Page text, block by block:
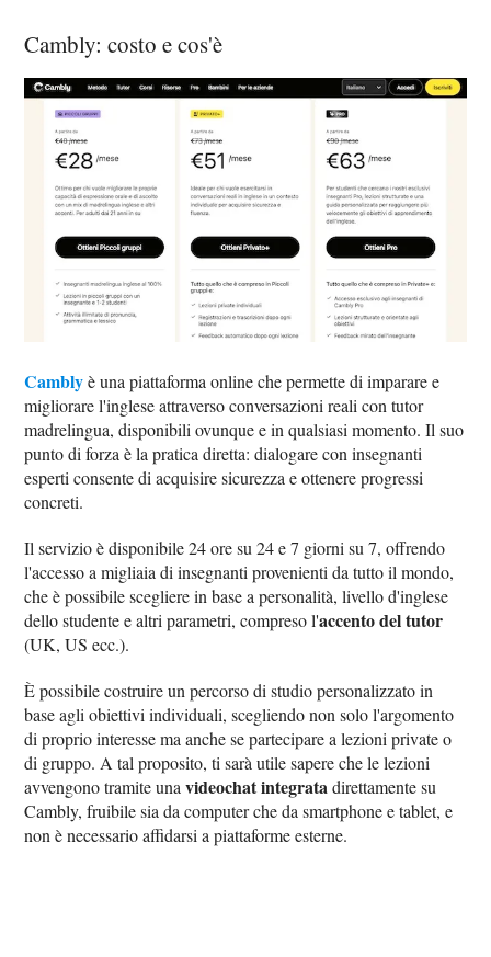
Cambly: costo e cos'è
Camblyè una piattaforma online che permette di imparare e
migliorare l'inglese attraverso conversazioni reali con tutor
madrelingua, disponibili ovunque e in qualsiasi momento. Il suo
punto di forza è la pratica diretta: dialogare con insegnanti
esperti consente di acquisire sicurezza e ottenere progressi
concreti.
Il servizio è disponibile 24 ore su 24 e 7 giorni su 7, offrendo
l'accesso a migliaia di insegnanti provenienti da tutto il mondo,
che è possibile scegliere in base a personalità, livello d'inglese
dello studente e altri parametri, compreso l'accento del tutor
(UK, US ecc.).
È possibile costruire un percorso di studio personalizzato in
base agli obiettivi individuali, scegliendo non solo l'argomento
di proprio interesse ma anche se partecipare a lezioni private o
di gruppo. A tal proposito, ti sarà utile sapere che le lezioni
avvengono tramite unavideochat integratadirettamente su
Cambly, fruibile sia da computer che da smartphone e tablet, e
non è necessario affidarsi a piattaforme esterne.